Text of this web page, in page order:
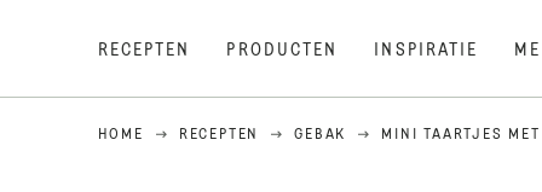
RECEPTEN PRODUCTEN INSPIRATIE
HOME RECEPTEN GEBAK MINI TAARTJES